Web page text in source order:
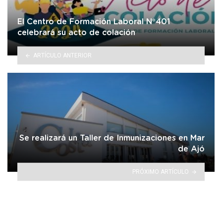
El Centro de Formación Laboral N°401
celebrará su acto de colación
ARTÍCULO ANTERIOR
Se realizará un Taller de Inmunizaciones en Mar
de Ajó
PRÓXIMO ARTÍCULO